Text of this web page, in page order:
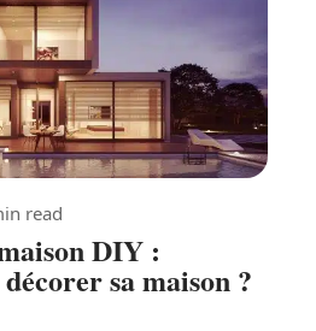
read
DIY :
sa maison ?